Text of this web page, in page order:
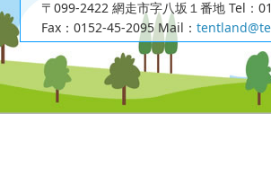
〒099-2422 網走市字八坂１番地 Tel：
Fax：0152-45-2095Mail：